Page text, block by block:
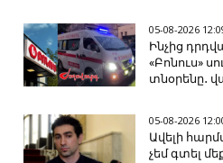
05-08-2026
Ինչից
«Բոնուս»
տնօրենը․
05-08-2026
Ավելի
չեմ գտել